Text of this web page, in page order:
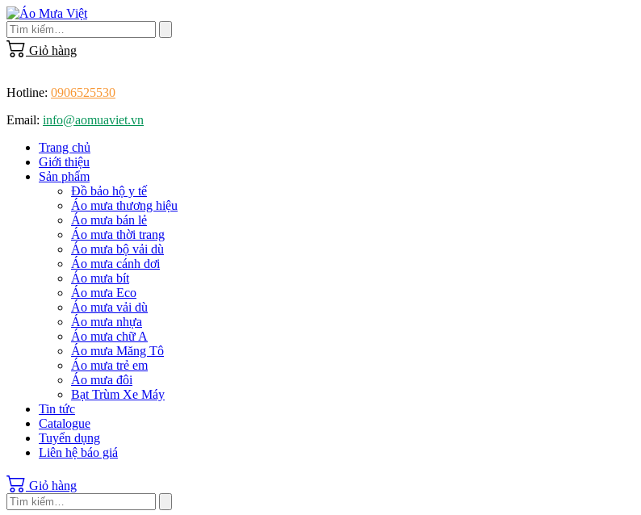
Skip
to
content
Giỏ hàng
Hotline: 0906525530
Email: info@aomuaviet.vn
Trang chủ
Giới thiệu
Sản phẩm
Đồ bảo hộ y tế
Áo mưa thương hiệu
Áo mưa bán lẻ
Áo mưa thời trang
Áo mưa bộ vải dù
Áo mưa cánh dơi
Áo mưa bít
Áo mưa Eco
Áo mưa vải dù
Áo mưa nhựa
Áo mưa chữ A
Áo mưa Măng Tô
Áo mưa trẻ em
Áo mưa đôi
Bạt Trùm Xe Máy
Tin tức
Catalogue
Tuyển dụng
Liên hệ báo giá
Giỏ hàng